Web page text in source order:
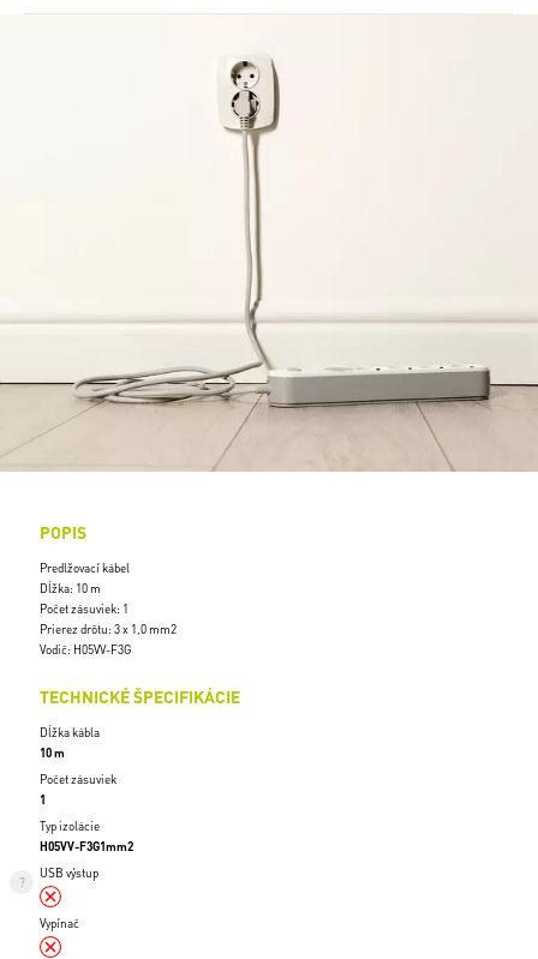
POPIS
Predlžovací kábel
Dĺžka: 10 m
Počet zásuviek: 1
Prierez drôtu: 3 x 1,0 mm2
Vodič: H05VV-F3G
TECHNICKÉ ŠPECIFIKÁCIE
Dĺžka kábla
10 m
Počet zásuviek
1
Typ izolácie
H05VV-F3G1mm2
USB výstup
Vypínač